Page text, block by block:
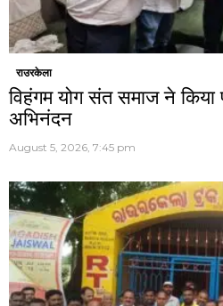
राउरकेला
विहंगम योग संत समाज ने
अभिनंदन
August 5, 2026, 7:45 pm